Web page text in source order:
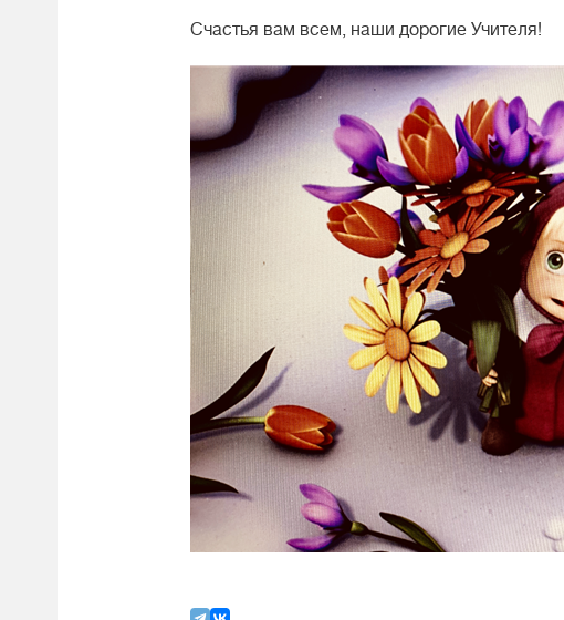
Счастья вам всем, наши дорогие Учителя!